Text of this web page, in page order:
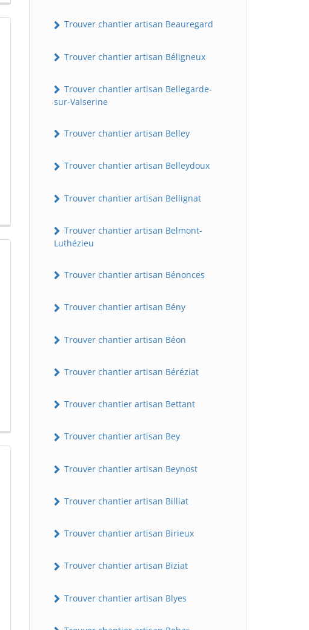
Trouver chantier artisan Beauregard
Trouver chantier artisan Béligneux
Trouver chantier artisan Bellegarde-
sur-Valserine
Trouver chantier artisan Belley
Trouver chantier artisan Belleydoux
Trouver chantier artisan Bellignat
Trouver chantier artisan Belmont-
Luthézieu
Trouver chantier artisan Bénonces
Trouver chantier artisan Bény
Trouver chantier artisan Béon
Trouver chantier artisan Béréziat
Trouver chantier artisan Bettant
Trouver chantier artisan Bey
Trouver chantier artisan Beynost
Trouver chantier artisan Billiat
Trouver chantier artisan Birieux
Trouver chantier artisan Biziat
Trouver chantier artisan Blyes